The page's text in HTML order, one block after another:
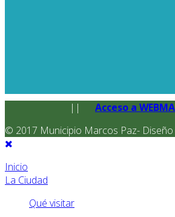
|| Acceso a
© 2017 Municipio Marcos Paz- Diseño
Inicio
La Ciudad
Qué visitar